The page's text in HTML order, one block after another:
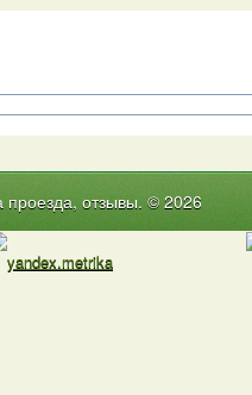
отзывы. © 2026